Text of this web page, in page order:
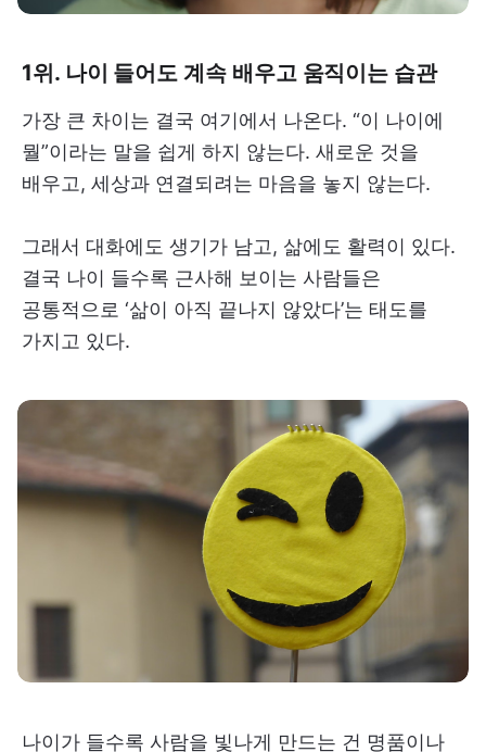
1위. 나이 들어도 계속 배우고 움직이는 습관
가장 큰 차이는 결국 여기에서 나온다. “이 나이에
뭘”이라는 말을 쉽게 하지 않는다. 새로운 것을
배우고, 세상과 연결되려는 마음을 놓지 않는다.
그래서 대화에도 생기가 남고, 삶에도 활력이 있다.
결국 나이 들수록 근사해 보이는 사람들은
공통적으로 ‘삶이 아직 끝나지 않았다’는 태도를
가지고 있다.
나이가 들수록 사람을 빛나게 만드는 건 명품이나